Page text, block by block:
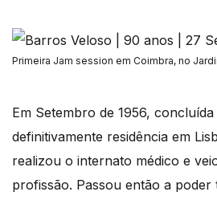
Primeira Jam session em Coimbra, no
Em Setembro de 1956,
definitivamente residência em
realizou o internato médico e
profissão. Passou então a